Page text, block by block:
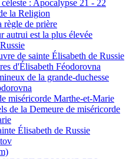
: Apocalypse 21 - 22
la Religion
règle de prière
autrui est la plus élevée
de sainte Élisabeth de Russie
d'Élisabeth Féodorovna
de la grande-duchesse
miséricorde Marthe-et-Marie
de la Demeure de miséricorde
Élisabeth de Russie